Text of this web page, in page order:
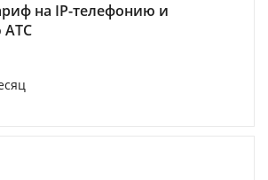
на IP-телефонию и
АТС